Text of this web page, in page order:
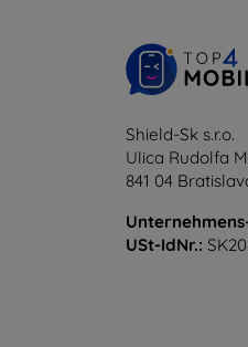
Shield-Sk s.r.o.
Ulica Rudolfa
841 04
USt-IdNr.: